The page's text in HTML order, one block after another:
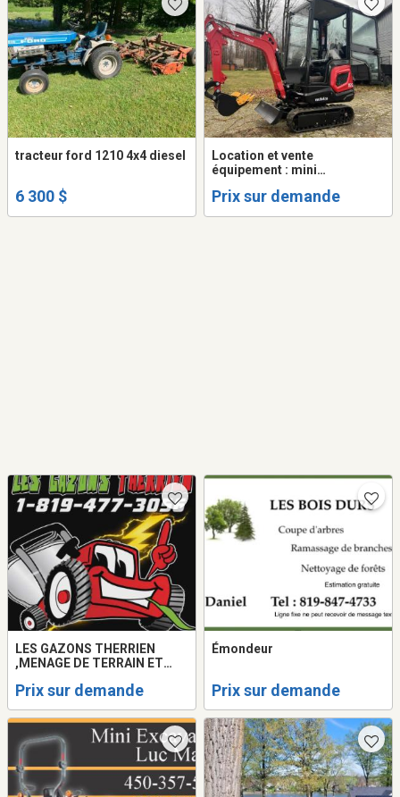
tracteur ford 1210 4x4 diesel
6 300 $
Location et vente
équipement : mini
Prix sur demande
LES GAZONS THERRIEN
,MENAGE DE TERRAIN ET
Prix sur demande
Émondeur
Prix sur demande